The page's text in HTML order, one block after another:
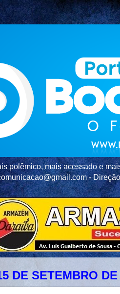
polêmico, mais acessado e
-
DE SETEMBRO DE